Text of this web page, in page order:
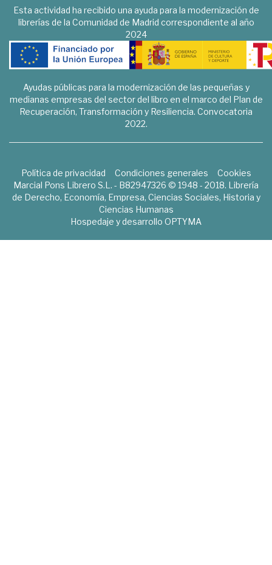
Esta actividad ha recibido una ayuda para la modernización de
librerías de la Comunidad de Madrid correspondiente al año
2024
Ayudas públicas para la modernización de las pequeñas y
medianas empresas del sector del libro en el marco del Plan de
Recuperación, Transformación y Resiliencia. Convocatoria
2022.
Política de privacidad Condiciones generales
Cookies
Marcial Pons Librero S.L. - B82947326 © 1948 - 2018. Librería
de Derecho, Economía, Empresa, Ciencias Sociales, Historia y
Ciencias Humanas
Hospedaje y desarrollo OPTYMA